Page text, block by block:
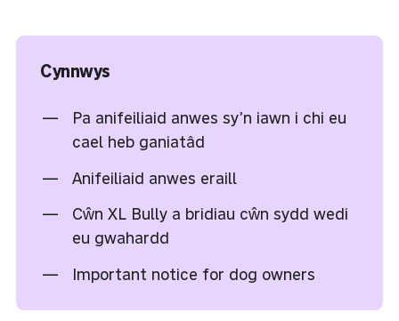
Cynnwys
Pa anifeiliaid anwes sy’n iawn i chi eu
cael heb ganiatâd
Anifeiliaid anwes eraill
Cŵn XL Bully a bridiau cŵn sydd wedi
eu gwahardd
Important notice for dog owners